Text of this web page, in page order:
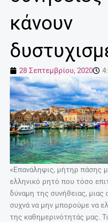
κάνουν
28 Σεπτεμβρίου, 2020
«Επανάληψις, μήτηρ πάσης
ελληνικό ρητό που τόσο
δύναμη της συνήθειας,
συχνά να μην μπορούμε να
της καθημερινότητάς μας.